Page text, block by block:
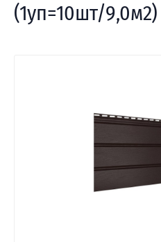
(1уп=10шт/